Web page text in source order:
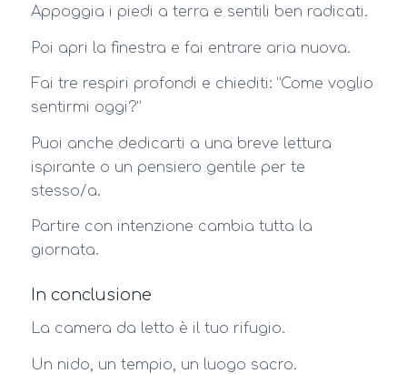
Appoggia i piedi a terra e sentili ben radicati.
Poi apri la finestra e fai entrare aria nuova.
Fai tre respiri profondi e chiediti: “Come voglio
sentirmi oggi?”
Puoi anche dedicarti a una breve lettura
ispirante o un pensiero gentile per te
stesso/a.
Partire con intenzione cambia tutta la
giornata.
In conclusione
La camera da letto è il tuo rifugio.
Un nido, un tempio, un luogo sacro.